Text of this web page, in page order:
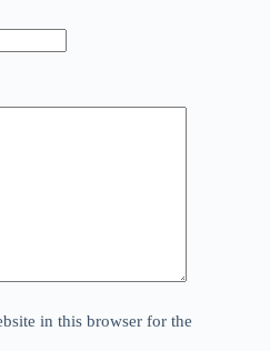
in this browser for the